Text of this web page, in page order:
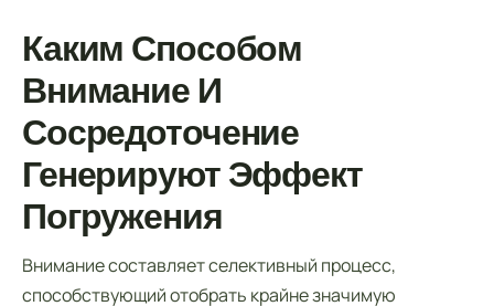
Каким Способом
Внимание И
Сосредоточение
Генерируют Эффект
Погружения
Внимание составляет селективный процесс,
способствующий отобрать крайне значимую